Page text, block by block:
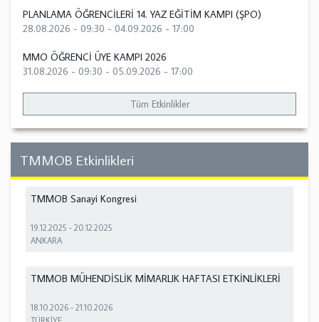
PLANLAMA ÖĞRENCİLERİ 14. YAZ EĞİTİM KAMPI (ŞPO)
28.08.2026 - 09:30 - 04.09.2026 - 17:00
MMO ÖĞRENCİ ÜYE KAMPI 2026
31.08.2026 - 09:30 - 05.09.2026 - 17:00
Tüm Etkinlikler
TMMOB Etkinlikleri
TMMOB Sanayi Kongresi
19.12.2025 -20.12.2025
ANKARA
TMMOB MÜHENDİSLİK MİMARLIK HAFTASI ETKİNLİKLERİ
18.10.2026 -21.10.2026